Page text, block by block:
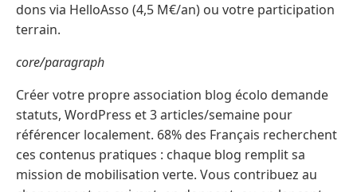
dons via HelloAsso (4,5 M€/an) ou votre participation
terrain.
core/paragraph
Créer votre propre association blog écolo demande
statuts, WordPress et 3 articles/semaine pour
référencer localement. 68% des Français recherchent
ces contenus pratiques : chaque blog remplit sa
mission de mobilisation verte. Vous contribuez au